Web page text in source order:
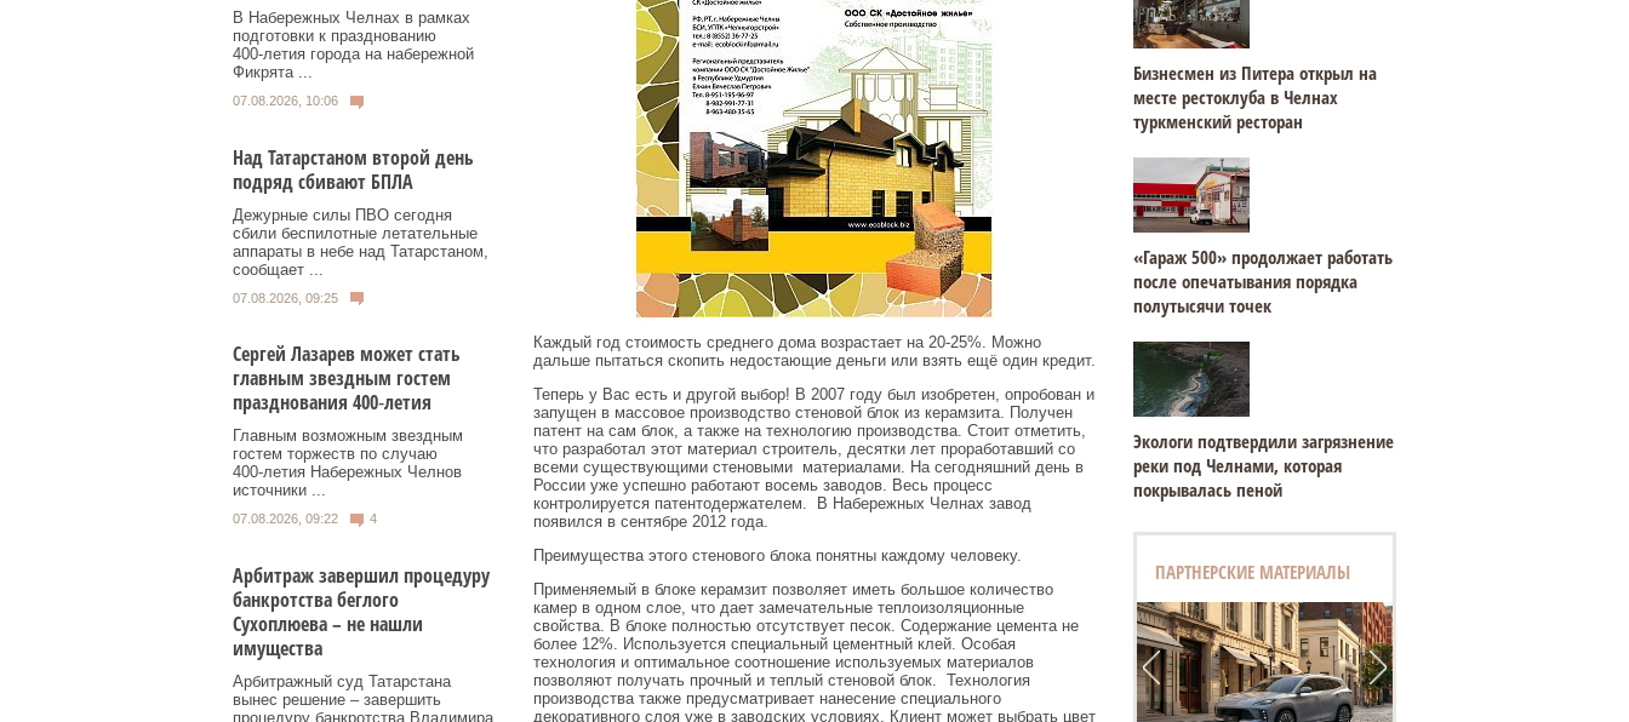
В Набережных Челнах в рамках
подготовки к празднованию
400‑летия города на набережной
Фикрята ...
07.08.2026, 10:06
Над Татарстаном второй день
подряд сбивают БПЛА
Дежурные силы ПВО сегодня
сбили беспилотные летательные
аппараты в небе над Татарстаном,
сообщает ...
07.08.2026, 09:25
Сергей Лазарев может стать
главным звездным гостем
празднования 400‑летия
Главным возможным звездным
гостем торжеств по случаю
400‑летия Набережных Челнов
источники ...
07.08.2026, 09:22 4
Арбитраж завершил процедуру
банкротства беглого
Сухоплюева – не нашли
имущества
Арбитражный суд Татарстана
вынес решение – завершить
процедуру банкротства Владимира
Каждый год стоимость среднего дома возрастает на 20-25%. Можно
дальше пытаться скопить недостающие деньги или взять ещё один кредит.
Теперь у Вас есть и другой выбор! В 2007 году был изобретен, опробован и
запущен в массовое производство стеновой блок из керамзита. Получен
патент на сам блок, а также на технологию производства. Стоит отметить,
что разработал этот материал строитель, десятки лет проработавший со
всеми существующими стеновыми материалами. На сегодняшний день в
России уже успешно работают восемь заводов. Весь процесс
контролируется патентодержателем. В Набережных Челнах завод
появился в сентябре 2012 года.
Преимущества этого стенового блока понятны каждому человеку.
Применяемый в блоке керамзит позволяет иметь большое количество
камер в одном слое, что дает замечательные теплоизоляционные
свойства. В блоке полностью отсутствует песок. Содержание цемента не
более 12%. Используется специальный цементный клей. Особая
технология и оптимальное соотношение используемых материалов
позволяют получать прочный и теплый стеновой блок. Технология
производства также предусматривает нанесение специального
декоративного слоя уже в заводских условиях. Клиент может выбрать цвет
Бизнесмен из Питера открыл на
месте рестоклуба в Челнах
туркменский ресторан
«Гараж 500» продолжает работать
после опечатывания порядка
полутысячи точек
Экологи подтвердили загрязнение
реки под Челнами, которая
покрывалась пеной
ПАРТНЕРСКИЕ МАТЕРИАЛЫ